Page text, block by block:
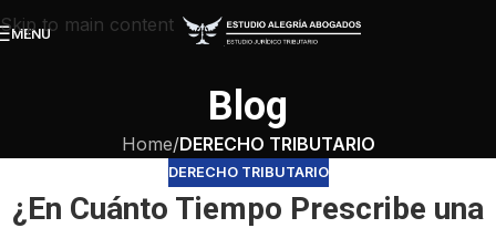
Skip to main content
MENU
Blog
Home/DERECHO TRIBUTARIO
DERECHO TRIBUTARIO
¿En Cuánto Tiempo Prescribe una